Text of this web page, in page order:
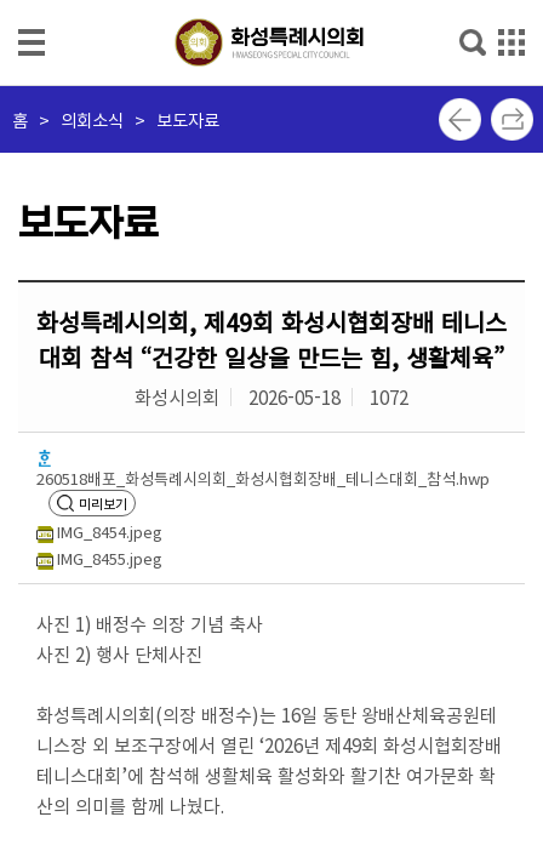
본문으로 바로가기
메인메뉴 바로가기
의
회
개
회
소
식
원
소
개
회
의
록
터
넷
방
송
홈 > 의회소식 > 보도자료
보도자료
화성특례시의회, 제49회 화성시협회장배 테니스
대회 참석 “건강한 일상을 만드는 힘, 생활체육”
화성시의회 2026-05-18 1072
260518배포_화성특례시의회_화성시협회장배_테니스대회_참석.hwp
미리보기
IMG_8454.jpeg
IMG_8455.jpeg
사진 1) 배정수 의장 기념 축사
사진 2) 행사 단체사진
화성특례시의회(의장 배정수)는 16일 동탄 왕배산체육공원테
니스장 외 보조구장에서 열린 ‘2026년 제49회 화성시협회장배
테니스대회’에 참석해 생활체육 활성화와 활기찬 여가문화 확
산의 의미를 함께 나눴다.